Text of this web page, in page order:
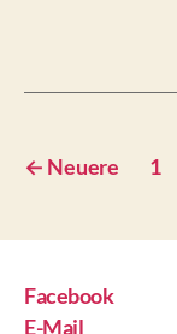
Beiträge
← Neuere 1
Facebook
E-Mail